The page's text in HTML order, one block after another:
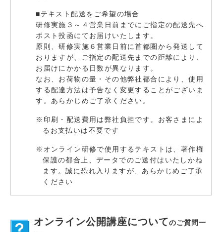
■テキスト配送をご希望の場合
研修実施３～４営業日前までにご指定の配送先へ
ポスト投函にてお届けいたします。
原則、研修実施６営業日前に首都圏から発送して
おりますが、ご指定の配送先までの距離により、
お届けにかかる日数が異なります。
なお、お荷物の量・その他弊社都合により、使用
する配達方法は予告なく変更することがございま
す。あらかじめご了承ください。
※印刷・配送費用は弊社負担です。お客さまによ
るお支払いは不要です
※オンライン研修で使用するテキストは、著作権
保護の都合上、データでのご送付はいたしかね
ます。誠に恐れ入りますが、あらかじめご了承
ください
オンライン公開講座についてのご質問一